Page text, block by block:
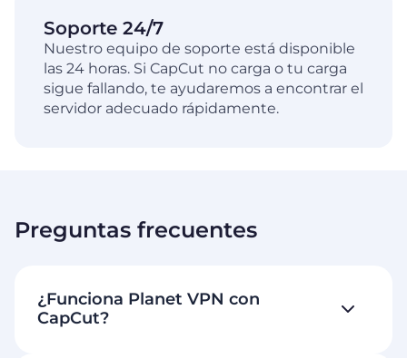
Soporte 24/7
Nuestro equipo de soporte está disponible
las 24 horas. Si CapCut no carga o tu carga
sigue fallando, te ayudaremos a encontrar el
servidor adecuado rápidamente.
Preguntas frecuentes
¿Funciona Planet VPN con
CapCut?